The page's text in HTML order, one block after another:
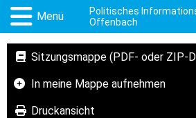
Menü
Politisches
Offenbach
Sitzungsmappe (PDF- oder ZIP-
In meine Mappe aufnehmen
Druckansicht